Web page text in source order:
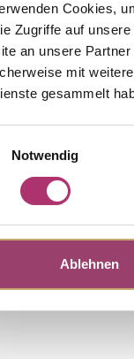
Cookies,
Zugriffe auf
an unsere
mit
gesammelt
Notwendig
Ablehnen